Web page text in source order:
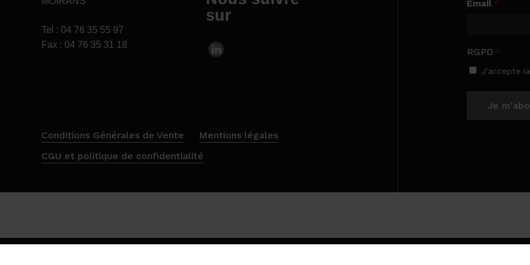
Tel : 04 76 35 55 97
Fax : 04 76 35 31 18
sur
Conditions Générales de Vente
Mentions légales
CGU et politique de confidentialité
Email *
RGPD *
J’accepte la